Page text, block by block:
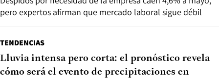
pero expertos afirman que mercado laboral sigue débil
TENDENCIAS
Lluvia intensa pero corta: el pronóstico revela
cómo será el evento de precipitaciones en